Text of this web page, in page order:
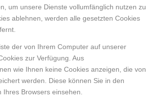
um unsere Dienste vollumfänglich nutzen zu
ablehnen, werden alle gesetzten Cookies
der von Ihrem Computer auf unserer
zur Verfügung. Aus
wie Ihnen keine Cookies anzeigen, die von
werden. Diese können Sie in den
Browsers einsehen.